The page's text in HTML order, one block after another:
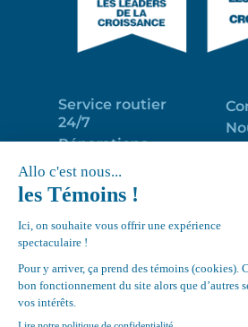
Service routier
24/7
Réparations
Programme
d’entretien
Déneigement
de toits
Équipements